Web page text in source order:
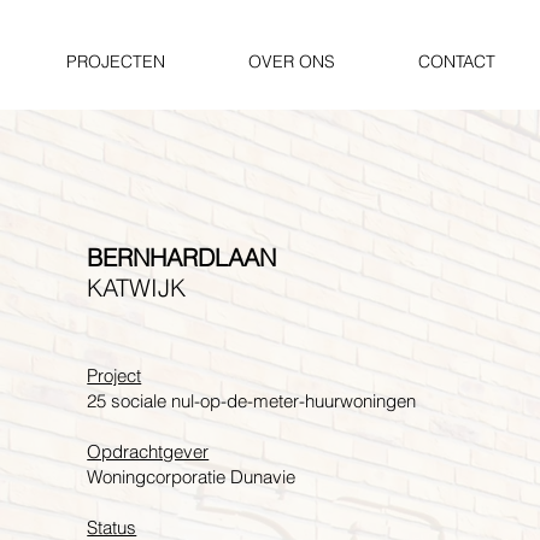
PROJECTEN OVER ONS CONTACT
BERNHARDLAAN
KATWIJK
Project
25 sociale nul-op-de-meter-huurwoningen
Opdrachtgever
Woningcorporatie Dunavie
Status